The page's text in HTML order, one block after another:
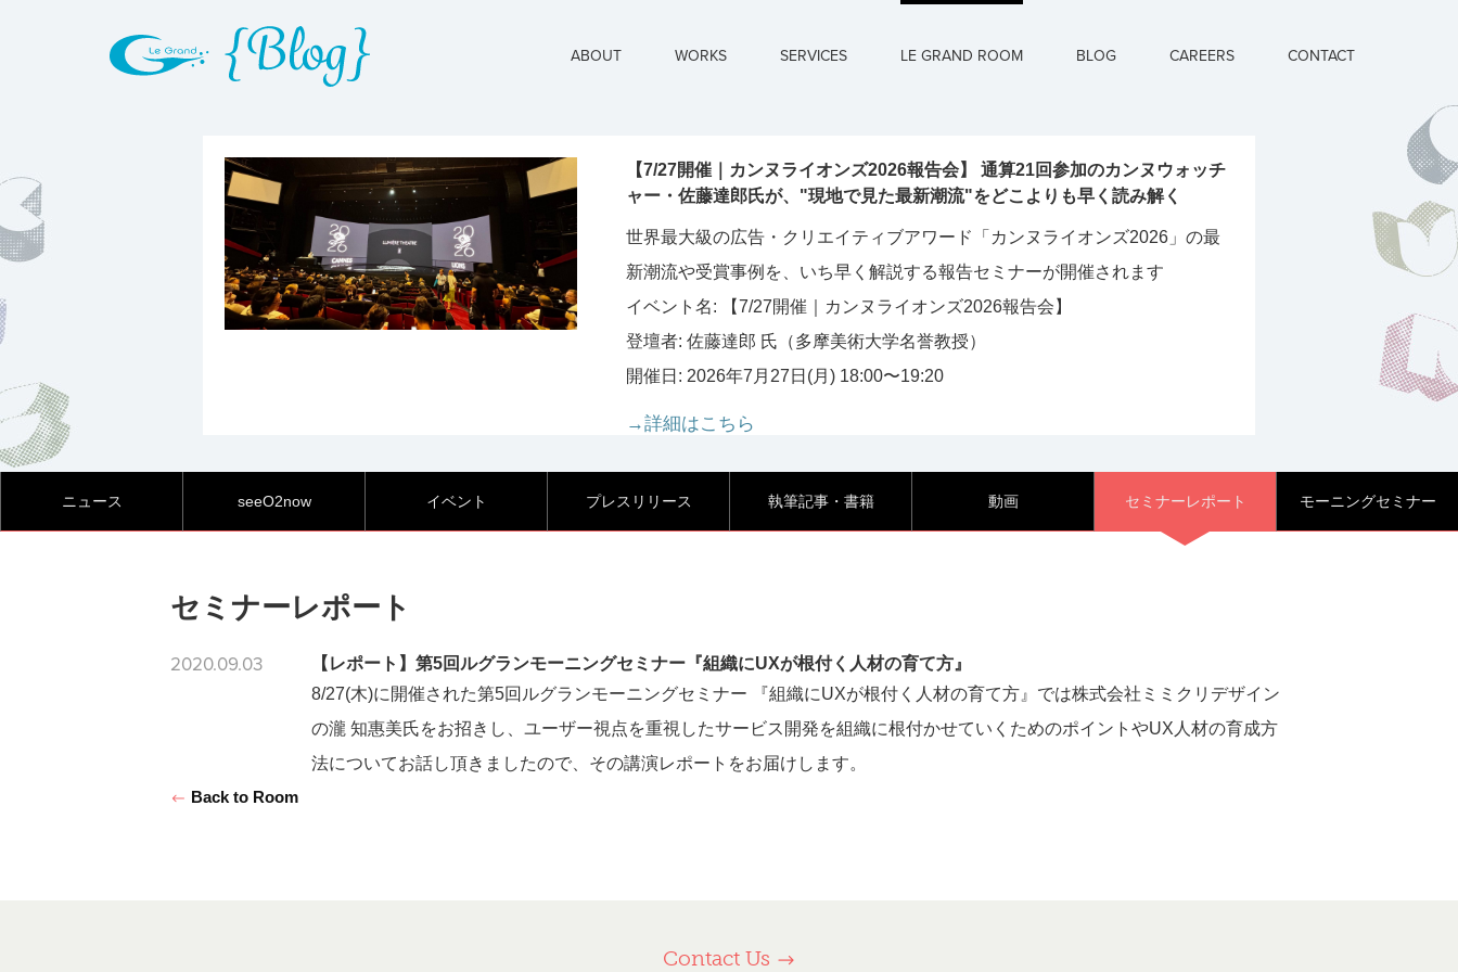
ABOUT WORKS SERVICES LE GRAND ROOM BLOG CAREERS CONTACT
【7/27開催｜カンヌライオンズ2026報告会】 通算21回参加のカンヌウォッチ
ャー・佐藤達郎氏が、"現地で見た最新潮流"をどこよりも早く読み解く
世界最大級の広告・クリエイティブアワード「カンヌライオンズ2026」の最
新潮流や受賞事例を、いち早く解説する報告セミナーが開催されます
イベント名: 【7/27開催｜カンヌライオンズ2026報告会】
登壇者: 佐藤達郎 氏（多摩美術大学名誉教授）
開催日: 2026年7月27日(月) 18:00〜19:20
→詳細はこちら
ニュース seeO2now イベント プレスリリース 執筆記事・書籍 動画 セミナーレポート モーニングセミナー
セミナーレポート
2020.09.03
【レポート】第5回ルグランモーニングセミナー『組織にUXが根付く人材の育て方』
8/27(木)に開催された第5回ルグランモーニングセミナー 『組織にUXが根付く人材の育て方』では株式会社ミミクリデザイン
の瀧 知惠美氏をお招きし、ユーザー視点を重視したサービス開発を組織に根付かせていくためのポイントやUX人材の育成方
法についてお話し頂きましたので、その講演レポートをお届けします。
Back to Room
Contact Us